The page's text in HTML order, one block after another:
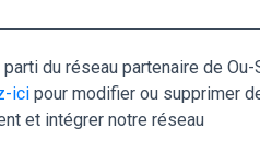
du réseau partenaire de Ou-
ici pour modifier ou supprimer
et intégrer notre réseau